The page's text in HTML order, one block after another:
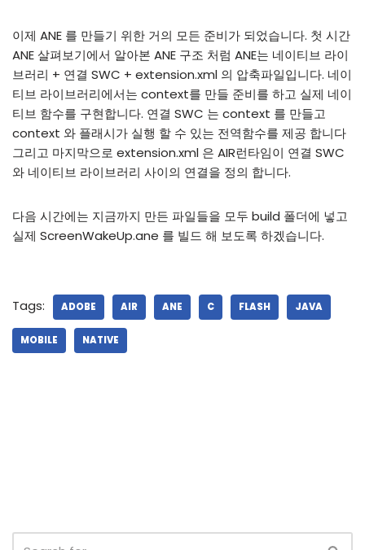
이제 ANE 를 만들기 위한 거의 모든 준비가 되었습니다. 첫 시간
ANE 살펴보기에서 알아본 ANE 구조 처럼 ANE는 네이티브 라이
브러리 + 연결 SWC + extension.xml 의 압축파일입니다. 네이
티브 라이브러리에서는 context를 만들 준비를 하고 실제 네이
티브 함수를 구현합니다. 연결 SWC 는 context 를 만들고
context 와 플래시가 실행 할 수 있는 전역함수를 제공 합니다
그리고 마지막으로 extension.xml 은 AIR런타임이 연결 SWC
와 네이티브 라이브러리 사이의 연결을 정의 합니다.
다음 시간에는 지금까지 만든 파일들을 모두 build 폴더에 넣고
실제 ScreenWakeUp.ane 를 빌드 해 보도록 하겠습니다.
Tags: ADOBE AIR ANE C FLASH JAVA
MOBILE NATIVE